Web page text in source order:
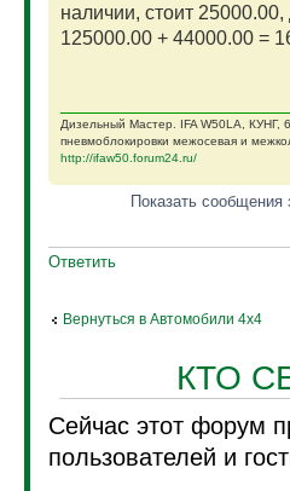
наличии, стоит
125000.00 + 44000.00 =
Дизельный Мастер. IFA W50LA, КУНГ,
пневмоблокировки межосевая и
http://ifaw50.forum24.ru/
Показать сообщения
Ответить
Вернуться в Автомобили 4х4
КТО
Сейчас этот форум
пользователей и